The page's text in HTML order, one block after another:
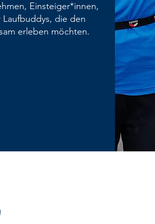
Einsteiger*innen,
die den
erleben möchten.